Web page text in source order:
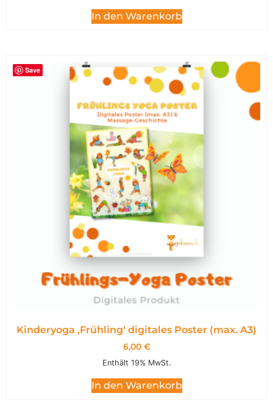
In den Warenkorb
Save
Kinderyoga ‚Frühling‘ digitales Poster (max. A3)
6,00 €
Enthält 19% MwSt.
In den Warenkorb